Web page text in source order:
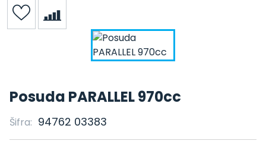
Posuda PARALLEL 970cc
Šifra: 94762 03383